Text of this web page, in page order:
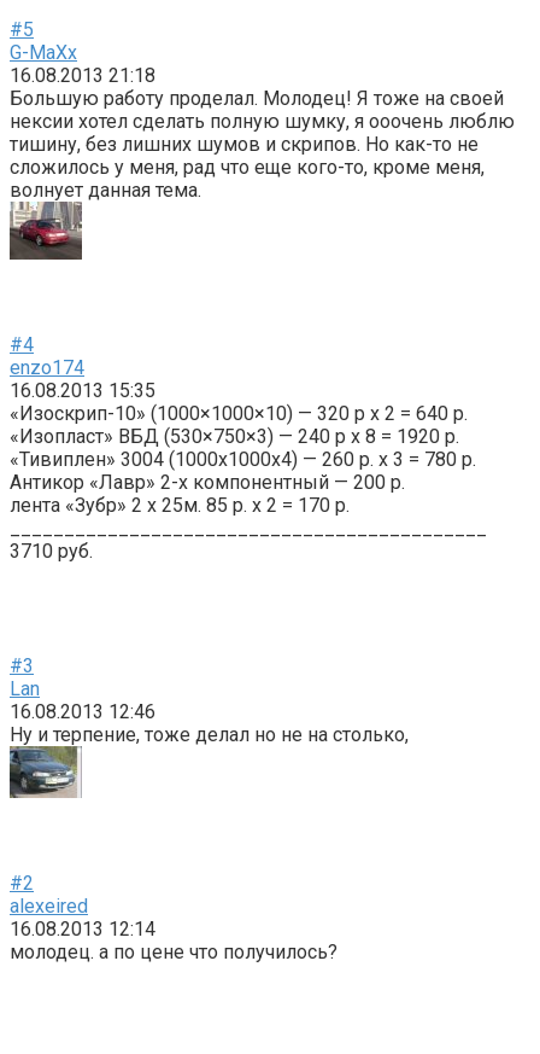
#5
G-MaXx
16.08.2013 21:18
Большую работу проделал. Молодец! Я тоже на своей
нексии хотел сделать полную шумку, я ооочень люблю
тишину, без лишних шумов и скрипов. Но как-то не
сложилось у меня, рад что еще кого-то, кроме меня,
волнует данная тема.
#4
enzo174
16.08.2013 15:35
«Изоскрип-10» (1000×1000×10) — 320 р х 2 = 640 р.
«Изопласт» ВБД (530×750×3) — 240 р х 8 = 1920 р.
«Тивиплен» 3004 (1000x1000x4) — 260 р. х 3 = 780 р.
Антикор «Лавр» 2-х компонентный — 200 р.
лента «Зубр» 2 х 25м. 85 р. х 2 = 170 р.
3710 руб.
#3
Lan
16.08.2013 12:46
Ну и терпение, тоже делал но не на столько,
#2
alexeired
16.08.2013 12:14
молодец. а по цене что получилось?